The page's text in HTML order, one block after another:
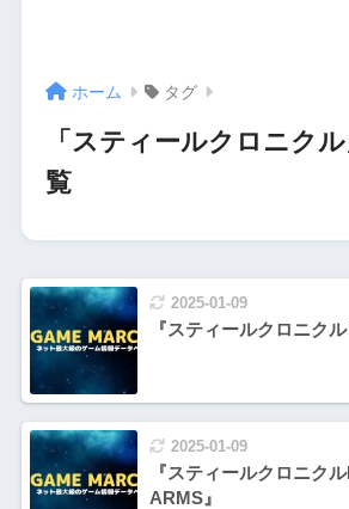
ホーム タグ
「スティールクロニク
覧
2025-01-09
『スティールクロニク
2025-01-09
『スティールクロニク
ARMS』